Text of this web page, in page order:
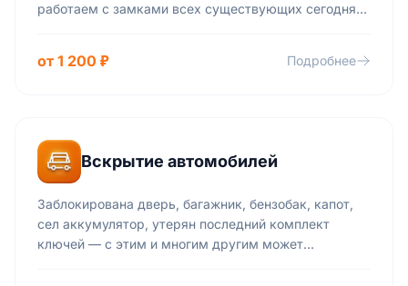
работаем с замками всех существующих сегодня
от 1 200 ₽ Подробнее
Вскрытие автомобилей
Заблокирована дверь, багажник, бензобак, капот,
сел аккумулятор, утерян последний комплект
ключей — с этим и многим другим может